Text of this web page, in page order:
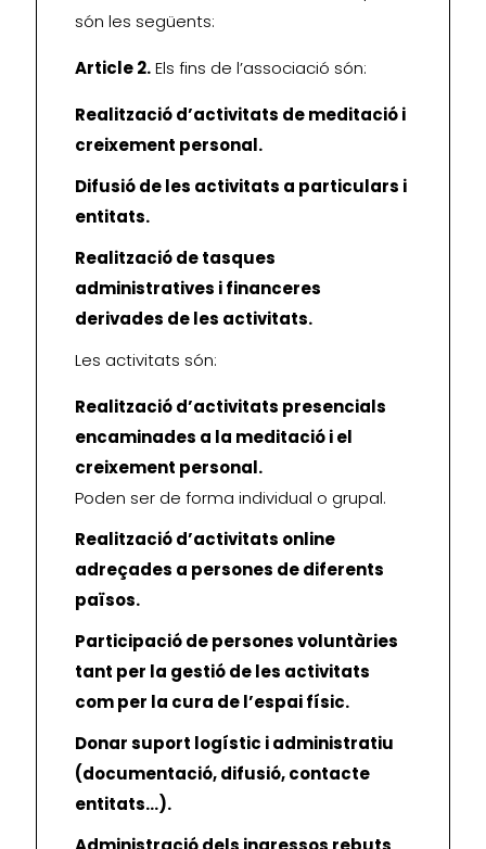
són les següents:
Article 2.Els fins de l’associació són:
Realització d’activitats de meditació i
creixement personal.
Difusió de les activitats a particulars i
entitats.
Realització de tasques
administratives i financeres
derivades de les activitats.
Les activitats són:
Realització d’activitats presencials
encaminades a la meditació i el
creixement personal.
Poden ser de forma individual o grupal.
Realització d’activitats online
adreçades a persones de diferents
països.
Participació de persones voluntàries
tant per la gestió de les activitats
com per la cura de l’espai físic.
Donar suport logístic i administratiu
(documentació, difusió, contacte
entitats…).